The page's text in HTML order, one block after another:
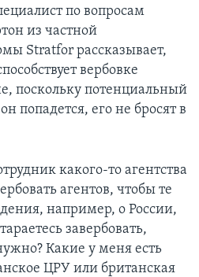
по вопросам
из частной
Stratfor рассказывает,
вербовке
поскольку потенциальный
попадется, его не бросят в
какого-то агентства
агентов, чтобы те
например, о России,
завербовать,
Какие у меня есть
ЦРУ или британская